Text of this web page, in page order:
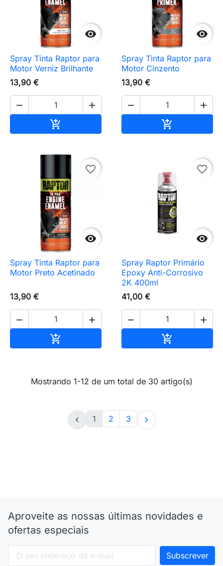

Spray Tinta Raptor para
Motor Verniz Brilhante
13,90 €
 


Spray Tinta Raptor para
Motor Cinzento
13,90 €
 


favorite_border
Spray Tinta Raptor para
Motor Preto Acetinado
13,90 €
 


favorite_border
Spray Raptor Primário
Epoxy Anti-Corrosivo
2K 400ml
41,00 €
 

Mostrando 1-12 de um total de 30 artigo(s)
 1 2 3 
Aproveite as nossas últimas novidades e
ofertas especiais